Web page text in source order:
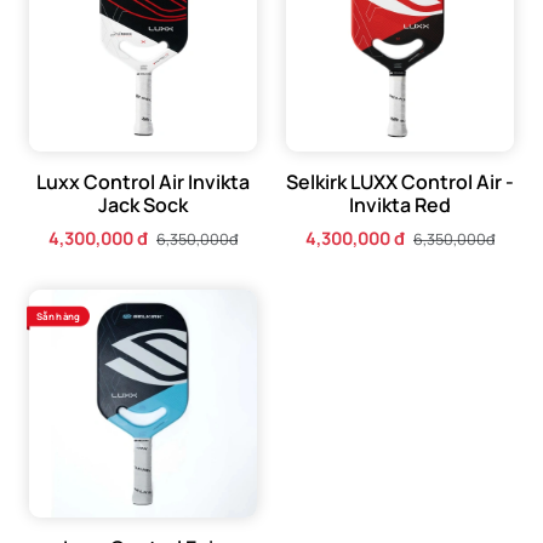
soát bóng.
Luxx Control Air Invikta
Jack Sock
4,300,000 đ 6,350,000đ
Selkirk LUXX Control Air -
Invikta Red
4,300,000 đ 6,350,000đ
Sẵn hàng